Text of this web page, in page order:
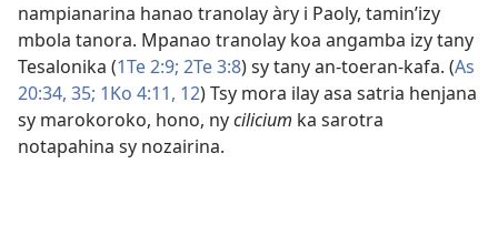
nampianarina hanao tranolay àry i Paoly, tamin’izy
mbola tanora. Mpanao tranolay koa angamba izy tany
Tesalonika (1Te 2:9; 2Te 3:8) sy tany an-toeran-kafa. (As
20:34, 35; 1Ko 4:11, 12) Tsy mora ilay asa satria henjana
sy marokoroko, hono, nycilicium ka sarotra
notapahina sy nozairina.